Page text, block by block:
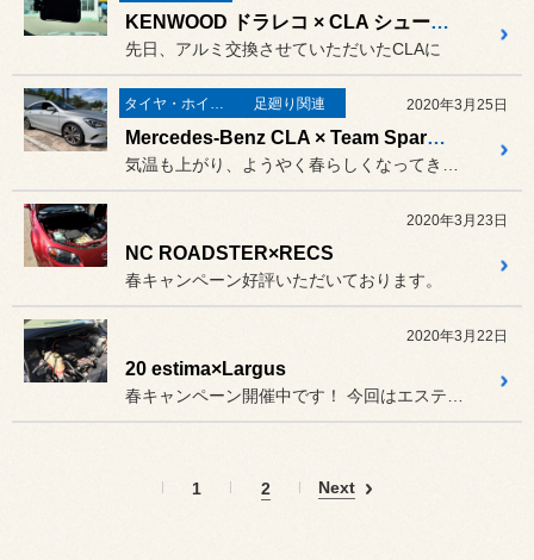
KENWOOD ドラレコ × CLA シューティングブレーク
先日、アルミ交換させていただいたCLAに
タイヤ・ホイール 足廻り関連 2020年3月25日
Mercedes-Benz CLA × Team Sparco Valosa
気温も上がり、ようやく春らしくなってきました。
2020年3月23日
NC ROADSTER×RECS
春キャンペーン好評いただいております。
2020年3月22日
20 estima×Largus
春キャンペーン開催中です！ 今回はエスティマハイブリッド車高...
1 2 Next